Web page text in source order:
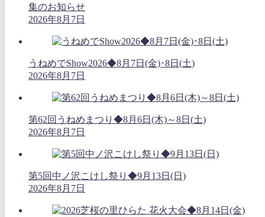
集のお知らせ
2026年8月7日
うねめでShow2026◆8月7日(金)･8日(土)
2026年8月7日
第62回うねめまつり◆8月6日(木)～8日(土)
2026年8月7日
第5回中ノ沢こけし祭り◆9月13日(日)
2026年8月7日